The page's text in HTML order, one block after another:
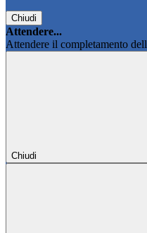
Chiudi
Attendere...
Attendere il completamento
Chiudi